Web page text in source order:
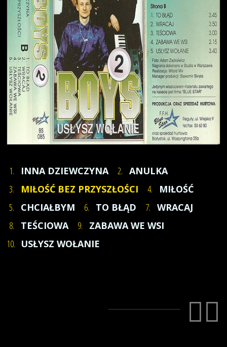
1. INNA DZIEWCZYNA 2. ANULKA
3.
MIŁOŚĆ BEZ PRZYSZŁOŚCI 4.
MIŁOŚĆ
5.
CHCIAŁBYM 6. TO BŁĄD 7. WRACAJ
8.
TEŚCIOWA 9.
ZABAWA WE WSI
10. USŁYSZ WOŁANIE